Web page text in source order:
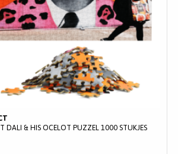
DALI & HIS OCELOT PUZZEL 1000 STUKJES